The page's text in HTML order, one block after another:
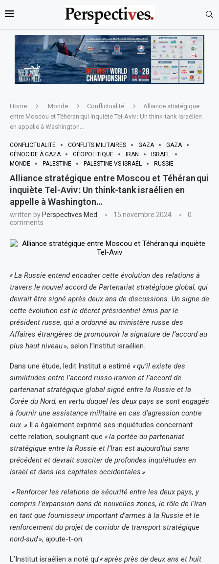
Home Monde Conflictualité
Alliance stratégique
entre Moscou et Téhéran qui inquiète Tel-Aviv : Un think-tank israélien
en appelle à Washington…
CONFLICTUALITÉ CONFLITS MILITAIRES GAZA
GAZA
GÉNOCIDE À GAZA
GÉOPOLITIQUE IRAN
ISRAËL
MONDE
PALESTINE PALESTINE VS ISRAÉL RUSSIE
Alliance stratégique entre Moscou et Téhéran qui
inquiète Tel-Aviv : Un think-tank israélien en
appelle à Washington…
written by Perspectives Med 15 novembre 2024
0
comments
« La Russie entend encadrer cette évolution des relations à
travers le nouvel accord de Partenariat stratégique global, qui
devrait être signé après deux ans de discussions. Un signe de
cette évolution est le décret présidentiel émis par le
président russe, qui a ordonné au ministère russe des
Affaires étrangères de promouvoir la signature de l’accord au
plus haut niveau », selon l’Institut israélien.
Dans une étude, ledit Institut a estimé « qu’il existe des
similitudes entre l’accord russo-iranien et l’accord de
partenariat stratégique global signé entre la Russie et la
Corée du Nord, en vertu duquel les deux pays se sont engagés
à fournir une assistance militaire en cas d’agression contre
eux. » Il a également exprimé ses inquiétudes concernant
cette relation, soulignant que « la portée du partenariat
stratégique entre la Russie et l’Iran est aujourd’hui sans
précédent et devrait susciter de profondes inquiétudes en
Israël et dans les capitales occidentales ».
« Renforcer les relations de sécurité entre les deux pays, y
compris l’expansion dans de nouvelles zones, le rôle de l’Iran
en tant que fournisseur important d’armes à la Russie et le
renforcement du projet de corridor de transport stratégique
nord-sud », ajoute-t-on.
L’Institut israélien a noté qu’« après près de deux ans et huit